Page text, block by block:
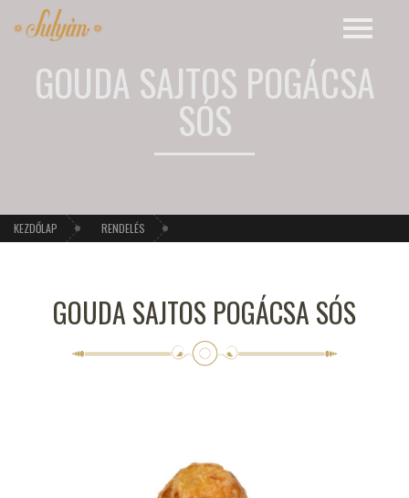
GOUDA SAJTOS POGÁCSA
SÓS
KEZDŐLAP RENDELÉS
GOUDA SAJTOS POGÁCSA SÓS